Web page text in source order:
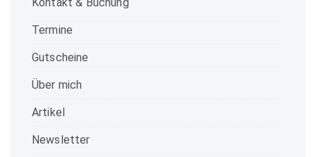
Termine
Gutscheine
Über mich
Artikel
Newsletter